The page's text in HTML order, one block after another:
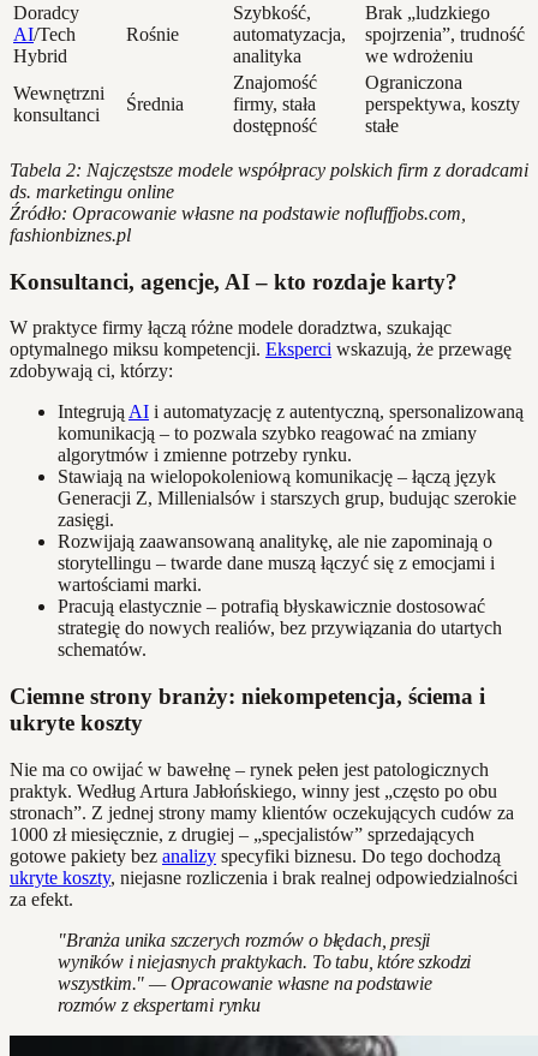
Doradcy
AI/Tech
Hybrid
Rośnie
Szybkość,
automatyzacja,
analityka
Brak „ludzkiego
spojrzenia”, trudność
we wdrożeniu
Wewnętrzni
konsultanci
Średnia
Znajomość
firmy, stała
dostępność
Ograniczona
perspektywa, koszty
stałe
Tabela 2: Najczęstsze modele współpracy polskich firm z doradcami
ds. marketingu online
Źródło: Opracowanie własne na podstawie nofluffjobs.com,
fashionbiznes.pl
Konsultanci, agencje, AI – kto rozdaje karty?
W praktyce firmy łączą różne modele doradztwa, szukając
optymalnego miksu kompetencji. Eksperci wskazują, że przewagę
zdobywają ci, którzy:
Integrują AI i automatyzację z autentyczną, spersonalizowaną
komunikacją – to pozwala szybko reagować na zmiany
algorytmów i zmienne potrzeby rynku.
Stawiają na wielopokoleniową komunikację – łączą język
Generacji Z, Millenialsów i starszych grup, budując szerokie
zasięgi.
Rozwijają zaawansowaną analitykę, ale nie zapominają o
storytellingu – twarde dane muszą łączyć się z emocjami i
wartościami marki.
Pracują elastycznie – potrafią błyskawicznie dostosować
strategię do nowych realiów, bez przywiązania do utartych
schematów.
Ciemne strony branży: niekompetencja, ściema i
ukryte koszty
Nie ma co owijać w bawełnę – rynek pełen jest patologicznych
praktyk. Według Artura Jabłońskiego, winny jest „często po obu
stronach”. Z jednej strony mamy klientów oczekujących cudów za
1000 zł miesięcznie, z drugiej – „specjalistów” sprzedających
gotowe pakiety bez analizy specyfiki biznesu. Do tego dochodzą
ukryte koszty, niejasne rozliczenia i brak realnej odpowiedzialności
za efekt.
"Branża unika szczerych rozmów o błędach, presji
wyników i niejasnych praktykach. To tabu, które szkodzi
wszystkim." — Opracowanie własne na podstawie
rozmów z ekspertami rynku